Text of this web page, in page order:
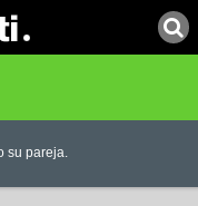
su pareja.